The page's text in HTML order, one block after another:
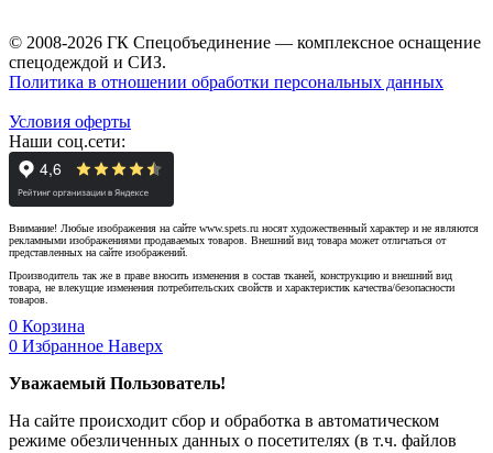
© 2008-2026 ГК Спецобъединение — комплексное оснащение
спецодеждой и СИЗ.
Политика в отношении обработки персональных данных
Условия оферты
Наши соц.сети:
Внимание! Любые изображения на сайте www.spets.ru носят художественный характер и не являются
рекламными изображениями продаваемых товаров. Внешний вид товара может отличаться от
представленных на сайте изображений.
Производитель так же в праве вносить изменения в состав тканей, конструкцию и внешний вид
товара, не влекущие изменения потребительских свойств и характеристик качества/безопасности
товаров.
0 Корзина
0 Избранное Наверх
Уважаемый Пользователь!
На сайте происходит сбор и обработка в автоматическом
режиме обезличенных данных о посетителях (в т.ч. файлов